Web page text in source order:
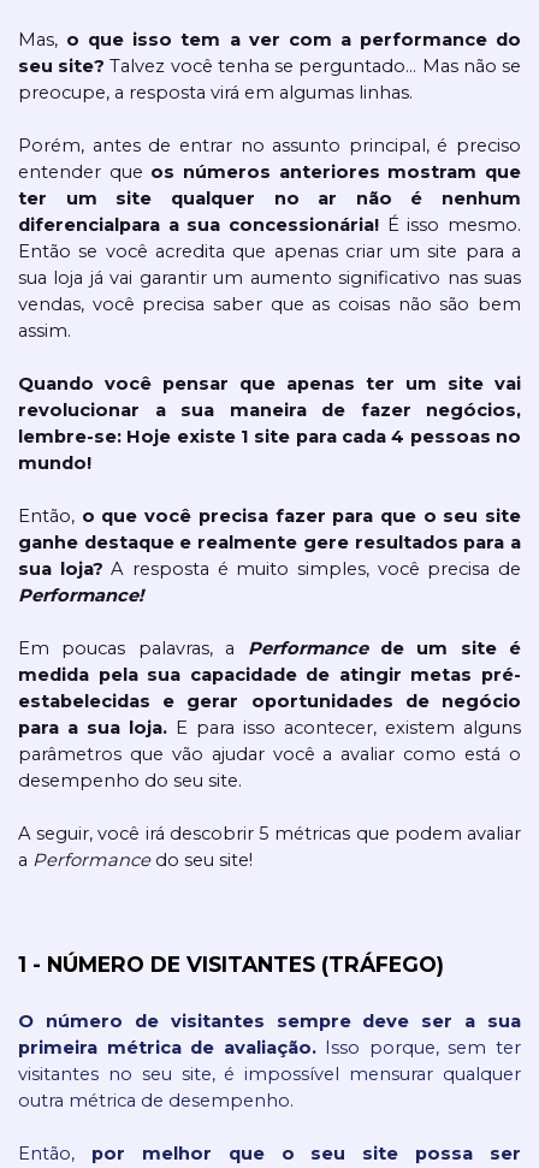
Mas, o que isso tem a ver com a performance do
seu site? Talvez você tenha se perguntado… Mas não se
preocupe, a resposta virá em algumas linhas.
Porém, antes de entrar no assunto principal, é preciso
entender que os números anteriores mostram que
ter um site qualquer no ar não é nenhum
diferencial para a sua concessionária! É isso mesmo.
Então se você acredita que apenas criar um site para a
sua loja já vai garantir um aumento significativo nas suas
vendas, você precisa saber que as coisas não são bem
assim.
Quando você pensar que apenas ter um site vai
revolucionar a sua maneira de fazer negócios,
lembre-se: Hoje existe 1 site para cada 4 pessoas no
mundo!
Então, o que você precisa fazer para que o seu site
ganhe destaque e realmente gere resultados para a
sua loja?
Performance!
Em poucas palavras, a Performance de um site é
medida pela sua capacidade de atingir metas pré-
estabelecidas e gerar oportunidades de negócio
para a sua loja. E para isso acontecer, existem alguns
parâmetros que vão ajudar você a avaliar como está o
desempenho do seu site.
A seguir, você irá descobrir 5 métricas que podem avaliar
a Performance do seu site!
1 - NÚMERO DE VISITANTES (TRÁFEGO)
O número de visitantes sempre deve ser a sua
primeira métrica de avaliação. Isso porque, sem ter
visitantes no seu site, é impossível mensurar qualquer
outra métrica de desempenho.
Então, por melhor que o seu site possa ser